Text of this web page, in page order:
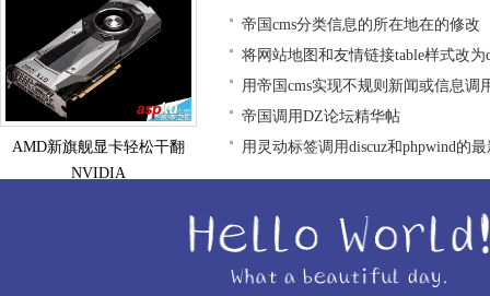
AMD新旗舰显卡轻松干翻
NVIDIA
帝国cms分类信息的所在地在的修改
将网站地图和友情链接table样式改为
用帝国cms实现不规则新闻或信息调
帝国调用DZ论坛精华帖
用灵动标签调用discuz和phpwind的